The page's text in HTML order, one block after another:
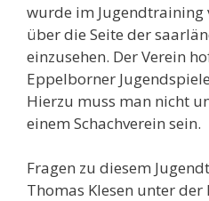
wurde im
über die Seite der
einzusehen. Der Verein
Eppelborner
Hierzu muss man nicht
einem Schachverein sein.
Fragen zu diesem
Thomas Klesen unter